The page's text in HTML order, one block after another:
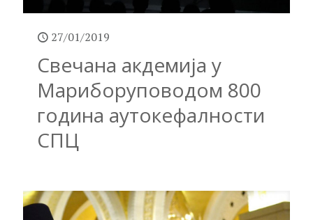
27/01/2019
Свечана акдемија у
Мариборуповодом 800
година аутокефалности
СПЦ